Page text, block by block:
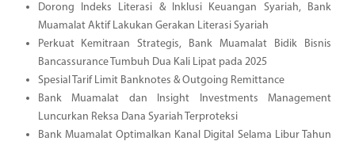
Dorong Indeks Literasi & Inklusi Keuangan Syariah, Bank
Muamalat Aktif Lakukan Gerakan Literasi Syariah
Perkuat Kemitraan Strategis, Bank Muamalat Bidik Bisnis
Bancassurance Tumbuh Dua Kali Lipat pada 2025
Spesial Tarif Limit Banknotes & Outgoing Remittance
Bank Muamalat dan Insight Investments Management
Luncurkan Reksa Dana Syariah Terproteksi
Bank Muamalat Optimalkan Kanal Digital Selama Libur Tahun